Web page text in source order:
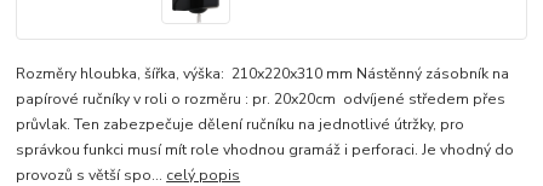
​Rozměry hloubka, šířka, výška: 210x220x310 mm Nástěnný zásobník na
papírové ručníky v roli o rozměru : pr. 20x20cm odvíjené středem přes
průvlak. Ten zabezpečuje dělení ručníku na jednotlivé útržky, pro
správkou funkci musí mít role vhodnou gramáž i perforaci. Je vhodný do
provozů s větší spo... celý popis